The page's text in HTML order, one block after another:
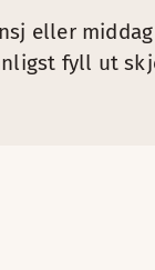
eller
fyll ut